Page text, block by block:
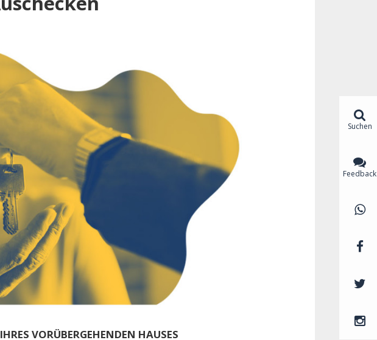
VORÜBERGEHENDEN HAUSES
Suchen
Feedback